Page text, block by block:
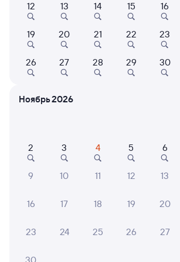
Найдём билет на поезд за вас
Даже если сейчас нет мест
Искать билеты
Отель Восход
5 ⁠453 ⁠₽
Гостинично-
12 13 14 15 16
19 20 21 22 23
26 27 28 29 30
Ноябрь 2026
2 3 4 5 6
9 10 11 12 13
16 17 18 19 20
23 24 25 26 27